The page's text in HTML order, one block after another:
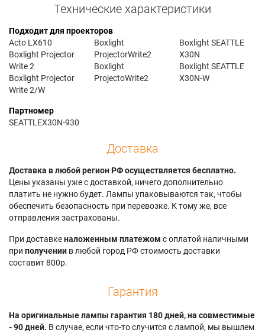
Технические характеристики
Подходит для проекторов
Acto LX610
Boxlight Projector
Write 2
Boxlight Projector
Write 2/W
Boxlight
ProjectorWrite2
Boxlight
ProjectoWrite2
Boxlight SEATTLE
X30N
Boxlight SEATTLE
X30N-W
Партномер
SEATTLEX30N-930
Доставка
Доставка в любой регион РФ осуществляется бесплатно.
Цены указаны уже с доставкой, ничего дополнительно
платить не нужно будет. Лампы упаковываются так, чтобы
обеспечить безопасность при перевозке. К тому же, все
отправления застрахованы.
При доставкеналоженным платежом с оплатой наличными
при получении в любой город РФ стоимость доставки
составит 800р.
Гарантия
На оригинальные лампы гарантия 180 дней, на совместимые
- 90 дней. В случае, если что-то случится с лампой, мы вышлем